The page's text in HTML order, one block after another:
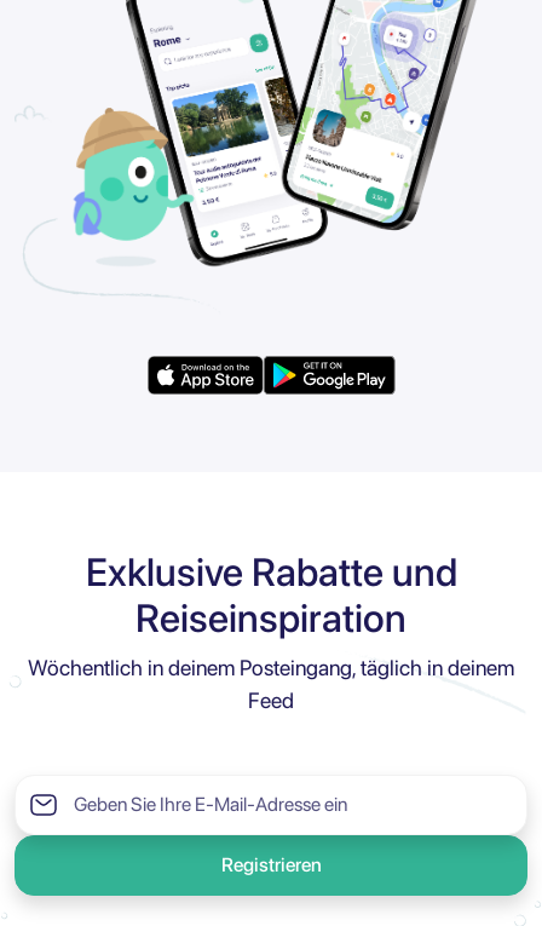
Exklusive Rabatte und
Reiseinspiration
Wöchentlich in deinem Posteingang, täglich in deinem
Feed
Registrieren